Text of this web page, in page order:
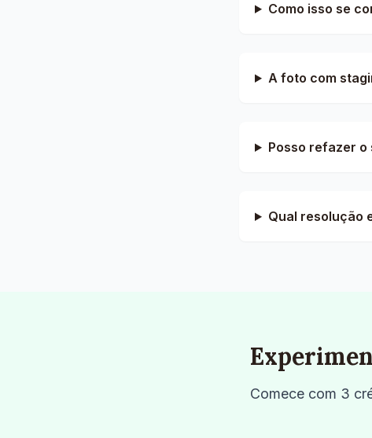
Como isso se
A foto com
Posso refazer o
Qual resolução
Comece com 3